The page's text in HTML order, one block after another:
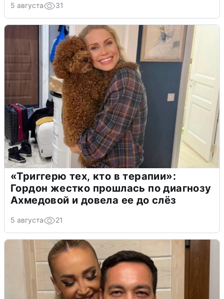
5 августа 31
«Триггерю тех, кто в терапии»:
Гордон жестко прошлась по диагнозу
Ахмедовой и довела ее до слёз
5 августа 21